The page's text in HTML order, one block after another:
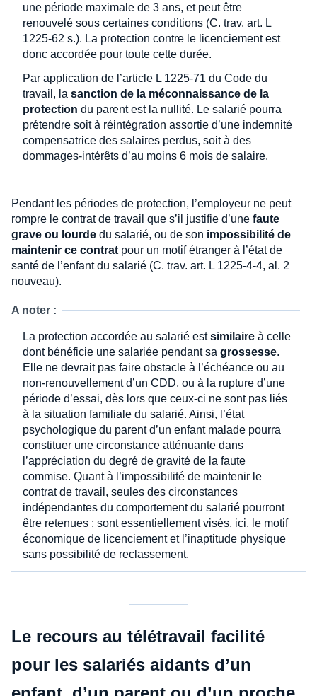
une période maximale de 3 ans, et peut être
renouvelé sous certaines conditions (C. trav. art. L
1225-62 s.). La protection contre le licenciement est
donc accordée pour toute cette durée.
Par application de l’article L 1225-71 du Code du
travail, la sanction de la méconnaissance de la
protection du parent est la nullité. Le salarié pourra
prétendre soit à réintégration assortie d’une indemnité
compensatrice des salaires perdus, soit à des
dommages-intérêts d’au moins 6 mois de salaire.
Pendant les périodes de protection, l’employeur ne peut
rompre le contrat de travail que s’il justifie d’une faute
grave ou lourde du salarié, ou de son impossibilité de
maintenir ce contrat pour un motif étranger à l’état de
santé de l’enfant du salarié (C. trav. art. L 1225-4-4, al. 2
nouveau).
A noter :
La protection accordée au salarié estsimilaire à celle
dont bénéficie une salariée pendant sa grossesse.
Elle ne devrait pas faire obstacle à l’échéance ou au
non-renouvellement d’un CDD, ou à la rupture d’une
période d’essai, dès lors que ceux-ci ne sont pas liés
à la situation familiale du salarié. Ainsi, l’état
psychologique du parent d’un enfant malade pourra
constituer une circonstance atténuante dans
l’appréciation du degré de gravité de la faute
commise. Quant à l’impossibilité de maintenir le
contrat de travail, seules des circonstances
indépendantes du comportement du salarié pourront
être retenues : sont essentiellement visés, ici, le motif
économique de licenciement et l’inaptitude physique
sans possibilité de reclassement.
Le recours au télétravail facilité
pour les salariés aidants d’un